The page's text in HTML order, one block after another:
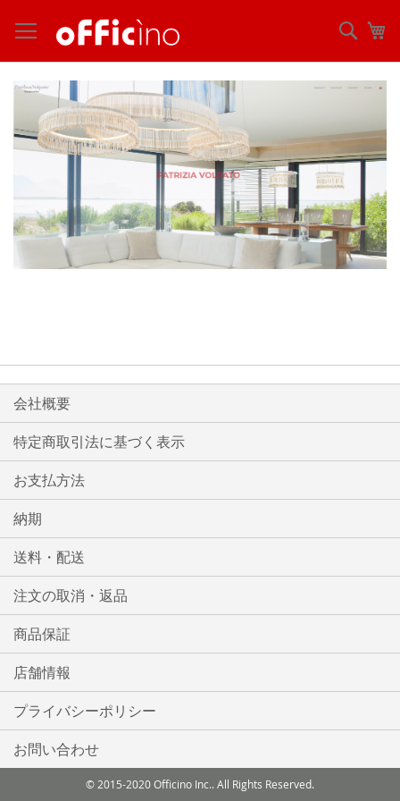
ン
テ
ン
に
キ
ッ
検
索
会社概要
特定商取引法に基づく表示
お支払方法
納期
送料・配送
注文の取消・返品
商品保証
店舗情報
プライバシーポリシー
お問い合わせ
© 2015-2020 Officino Inc.. All Rights Reserved.